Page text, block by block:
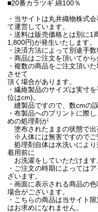
■20番カラツギ 綿100％
・当サイトは丸井織物株式
て運営しています。
・送料は販売価格とは別に
1,800円)が発生いたします。
・決済方法によって別途手
・商品はご注文を頂いてから
・複数の商品をご注文頂い
させて
頂く場合があります。
・繊維製品のサイズは実寸
位はcm)。
縫製品ですので、数cmの
・布製品へのプリントに際
めの処理剤が
塗布されたままの状態で出
※人体には無害ですのでご
処理剤自体は水洗いにより
着用前に
お洗濯をしていただけます
・ご注文の時期によっては
ざいます。
・画面に表示される商品の
場合がございます。
・こちらの商品は当サイト
はお求めになれません。